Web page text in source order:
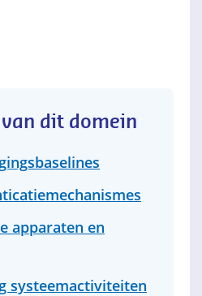
dit domein
apparaten en
systeemactiviteiten